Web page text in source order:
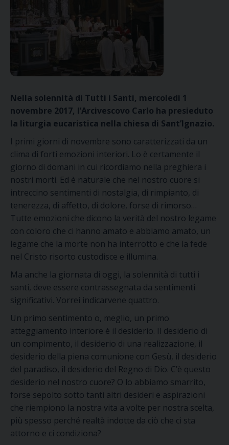
Nella solennità di Tutti i Santi, mercoledì 1
novembre 2017, l’Arcivescovo Carlo ha presieduto
la liturgia eucaristica nella chiesa di Sant’Ignazio.
I primi giorni di novembre sono caratterizzati da un
clima di forti emozioni interiori. Lo è certamente il
giorno di domani in cui ricordiamo nella preghiera i
nostri morti. Ed è naturale che nel nostro cuore si
intreccino sentimenti di nostalgia, di rimpianto, di
tenerezza, di affetto, di dolore, forse di rimorso…
Tutte emozioni che dicono la verità del nostro legame
con coloro che ci hanno amato e abbiamo amato, un
legame che la morte non ha interrotto e che la fede
nel Cristo risorto custodisce e illumina.
Ma anche la giornata di oggi, la solennità di tutti i
santi, deve essere contrassegnata da sentimenti
significativi. Vorrei indicarvene quattro.
Un primo sentimento o, meglio, un primo
atteggiamento interiore è il desiderio. Il desiderio di
un compimento, il desiderio di una realizzazione, il
desiderio della piena comunione con Gesù, il desiderio
del paradiso, il desiderio del Regno di Dio. C’è questo
desiderio nel nostro cuore? O lo abbiamo smarrito,
forse sepolto sotto tanti altri desideri e aspirazioni
che riempiono la nostra vita a volte per nostra scelta,
più spesso perché realtà indotte da ciò che ci sta
attorno e ci condiziona?